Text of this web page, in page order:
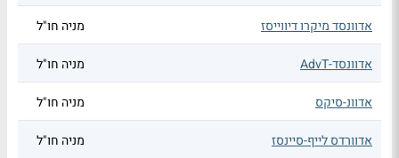
אדוונסד מיקרו דיווייסז מניה חו"ל
אדוונסד-AdvT מניה חו"ל
אדוונ-סיקס מניה חו"ל
אדוורדס לייף-סיינסז מניה חו"ל